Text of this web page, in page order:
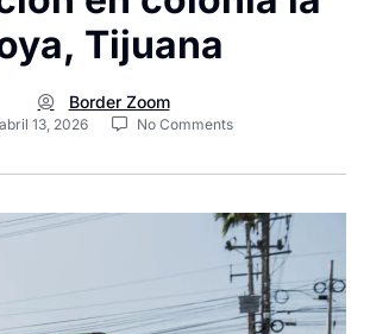
Tijuana
Border Zoom
abril 13, 2026 No Comments